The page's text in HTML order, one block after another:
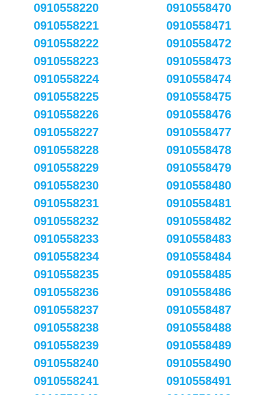
0910558220
0910558221
0910558222
0910558223
0910558224
0910558225
0910558226
0910558227
0910558228
0910558229
0910558230
0910558231
0910558232
0910558233
0910558234
0910558235
0910558236
0910558237
0910558238
0910558239
0910558240
0910558241
0910558470
0910558471
0910558472
0910558473
0910558474
0910558475
0910558476
0910558477
0910558478
0910558479
0910558480
0910558481
0910558482
0910558483
0910558484
0910558485
0910558486
0910558487
0910558488
0910558489
0910558490
0910558491